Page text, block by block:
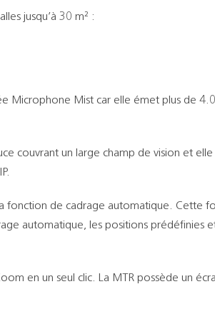
jusqu’à 30 m² :
Microphone Mist car elle émet plus de
couvrant un large champ de vision et
fonction de cadrage automatique. Cette
automatique, les positions prédéfinies
en un seul clic. La MTR possède un